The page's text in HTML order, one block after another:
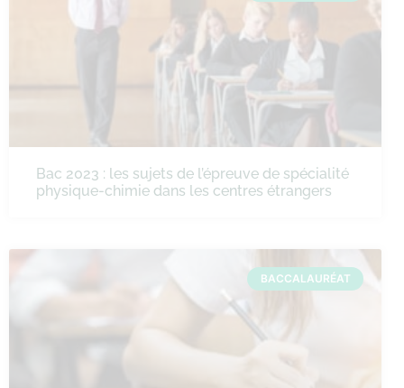
Bac 2023 : les sujets de l’épreuve de spécialité
physique-chimie dans les centres étrangers
BACCALAURÉAT